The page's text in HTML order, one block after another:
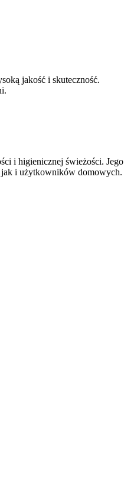
jakość i skuteczność.
i higienicznej świeżości. Jego
jak i użytkowników domowych.